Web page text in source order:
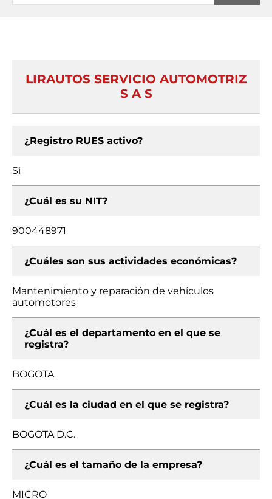
LIRAUTOS SERVICIO AUTOMOTRIZ
S A S
¿Registro RUES activo?
Si
¿Cuál es su NIT?
900448971
¿Cuáles son sus actividades económicas?
Mantenimiento y reparación de vehículos
automotores
¿Cuál es el departamento en el que se
registra?
BOGOTA
¿Cuál es la ciudad en el que se registra?
BOGOTA D.C.
¿Cuál es el tamaño de la empresa?
MICRO